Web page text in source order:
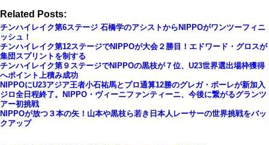
Related Posts:
チンハイレイク第6ステージ 石橋学のアシストからNIPPOがワンツーフィニ
ッシュ！
チンハイレイク第12ステージでNIPPOが大会２勝目！エドワード・グロスが
集団スプリントを制する
チンハイレイク第９ステージでNIPPOの黒枝が７位、U23世界選出場枠獲得
へポイント上積み成功
NIPPOにU23アジア王者小石祐馬とプロ通算12勝のグレガ・ボーレが新加入
ジロ全日程終了。NIPPO・ヴィーニファンティーニ、今後に繋がるグランツ
アー初挑戦
NIPPOが放つ３本の矢！山本や黒枝ら若き日本人レーサーの世界挑戦をバッ
クアップ